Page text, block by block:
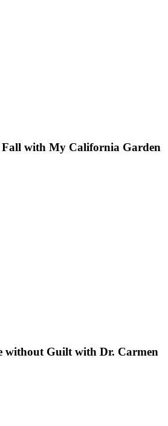
with My California Garden
without Guilt with Dr. Carmen